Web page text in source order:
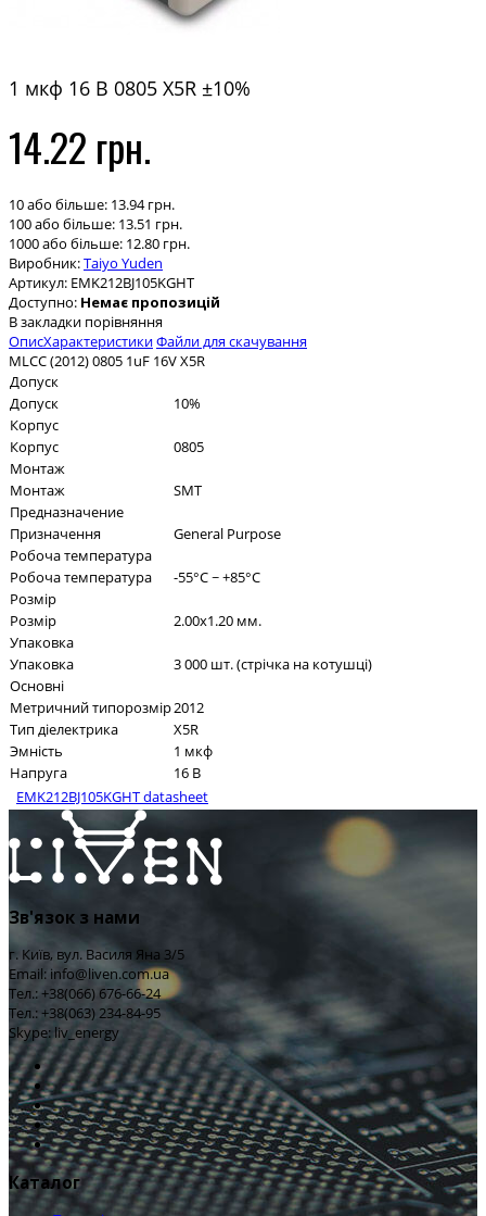
1 мкф 16 В 0805 X5R ±10%
14.22 грн.
10 або більше: 13.94 грн.
100 або більше: 13.51 грн.
1000 або більше: 12.80 грн.
Виробник:Taiyo Yuden
Артикул: EMK212BJ105KGHT
Доступно: Немає пропозицій
В закладки порівняння
ОписХарактеристикиФайли для скачування
MLCC (2012) 0805 1uF 16V X5R
Допуск
Допуск
10%
Корпус
Корпус
0805
Монтаж
Монтаж
SMT
Предназначение
Призначення
General Purpose
Робоча температура
Робоча температура
-55°C ~ +85°C
Розмір
Розмір
2.00x1.20 мм.
Упаковка
Упаковка
3 000 шт. (стрічка на котушці)
Основні
Метричний типорозмір2012
Тип діелектрика
X5R
Эмність
1 мкф
Напруга
16 В
EMK212BJ105KGHT datasheet
Зв'язок з нами
г. Київ, вул. Василя Яна 3/5
Email: info@liven.com.ua
Тел.: +38(066) 676-66-24
Тел.: +38(063) 234-84-95
Skype: liv_energy
Каталог